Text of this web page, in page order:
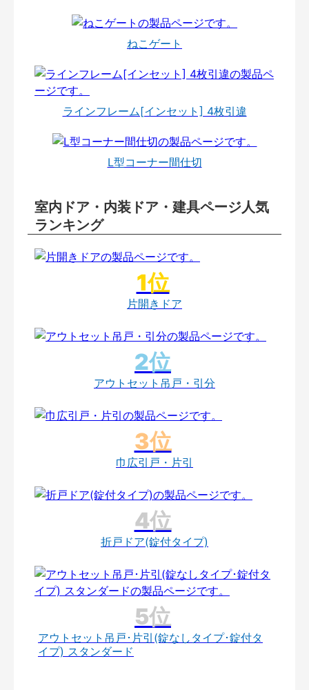
ねこゲート
ラインフレーム[インセット] 4枚引違
L型コーナー間仕切
室内ドア・内装ドア・建具ページ人気
ランキング
片開きドア
アウトセット吊戸・引分
巾広引戸・片引
折戸ドア(錠付タイプ)
アウトセット吊戸･片引(錠なしタイプ･錠付タ
イプ) スタンダード